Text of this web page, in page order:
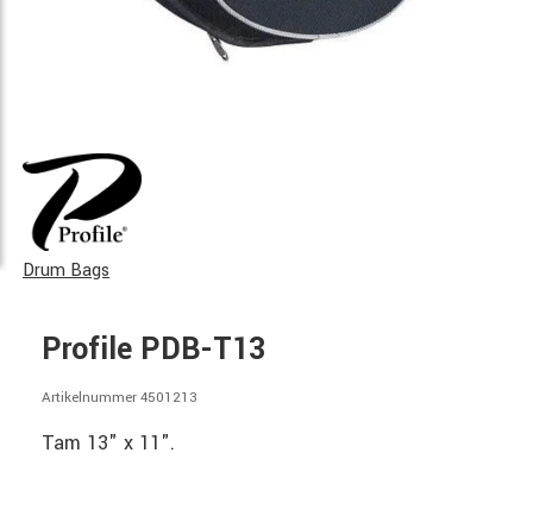
Drum Bags
Profile PDB-T13
Artikelnummer 4501213
Tam 13" x 11".